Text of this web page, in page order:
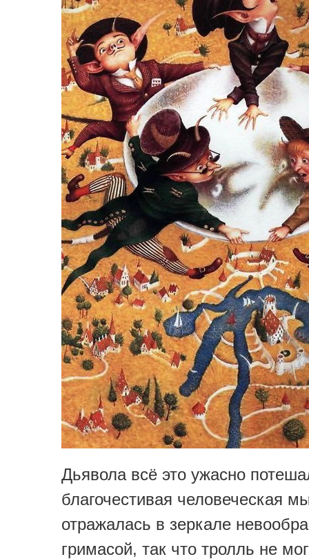
Дьявола всё это ужасно
благочестивая человеческая
отражалась в зеркале
гримасой, так что тролль не